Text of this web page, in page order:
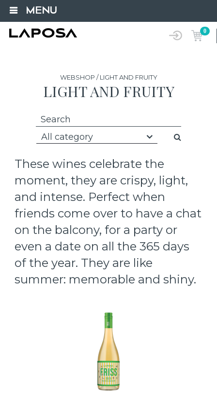
MENU
0
WEBSHOP / LIGHT AND FRUITY
LIGHT AND FRUITY
All category
These wines celebrate the
moment, they are crispy, light,
and intense. Perfect when
friends come over to have a chat
on the balcony, for a party or
even a date on all the 365 days
of the year. They are like
summer: memorable and shiny.